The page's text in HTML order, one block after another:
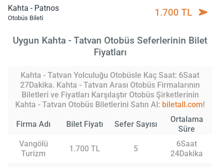
Kahta - Patnos
Otobüs Bileti 1.700 TL
Uygun Kahta - Tatvan Otobüs Seferlerinin Bilet
Fiyatları
Kahta - Tatvan Yolculuğu Otobüsle Kaç Saat: 6Saat
27Dakika. Kahta - Tatvan Arası Otobüs Firmalarının
Biletleri ve Fiyatları Karşılaştır Otobüs Şirketlerinin
Kahta - Tatvan Otobüs Biletlerini Satın Al: biletall.com!
Firma Adı Bilet Fiyatı Sefer Sayısı
Ortalama
Süre
Vangölü
Turizm
1.700 TL 5
6Saat
24Dakika